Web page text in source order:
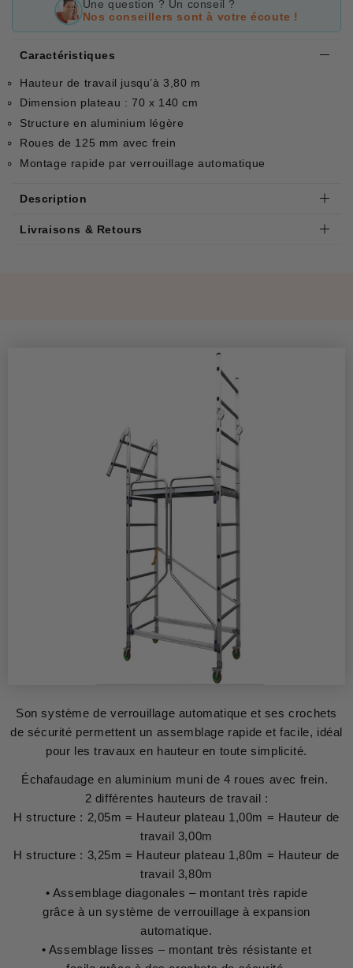
Une question ? Un conseil ?
Nos conseillers sont à votre écoute !
Caractéristiques
Hauteur de travail jusqu’à 3,80 m
Dimension plateau : 70 x 140 cm
Structure en aluminium légère
Roues de 125 mm avec frein
Montage rapide par verrouillage automatique
Description
Livraisons & Retours
Son système de verrouillage automatique et ses crochets
de sécurité permettent un assemblage rapide et facile, idéal
pour les travaux en hauteur en toute simplicité.
Échafaudage en aluminium muni de 4 roues avec frein.
2 différentes hauteurs de travail :
H structure : 2,05m = Hauteur plateau 1,00m = Hauteur de
travail 3,00m
H structure : 3,25m = Hauteur plateau 1,80m = Hauteur de
travail 3,80m
• Assemblage diagonales – montant très rapide
grâce à un système de verrouillage à expansion
automatique.
• Assemblage lisses – montant très résistante et